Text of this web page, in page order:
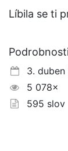
Líbila se ti
3. duben
5 078×
595 slov